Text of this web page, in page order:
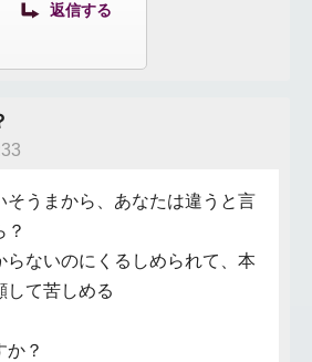
返信する
そうまから、あなたは違うと言
？
らないのにくるしめられて、本
して苦しめる
か？